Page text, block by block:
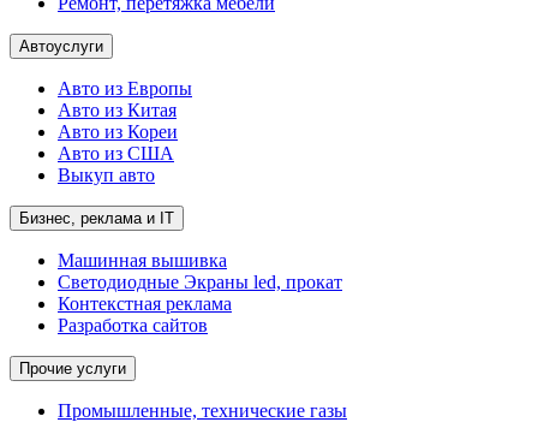
Автоуслуги
Авто из Европы
Авто из Китая
Авто из Кореи
Авто из США
Выкуп авто
Бизнес, реклама и IT
Машинная вышивка
Светодиодные Экраны led, прокат
Контекстная реклама
Разработка сайтов
Прочие услуги
Промышленные, технические газы